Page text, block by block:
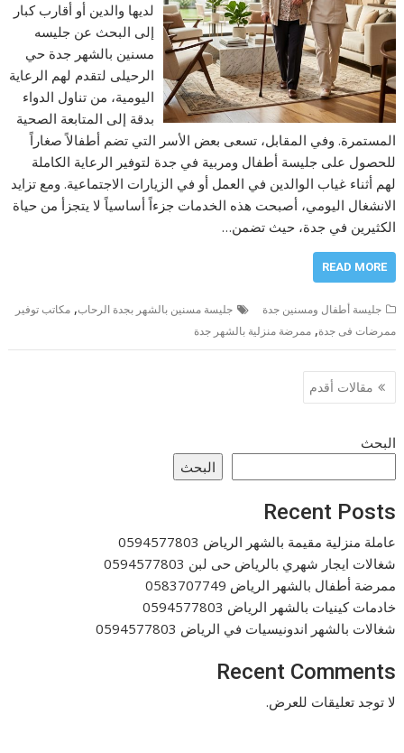
لديها والدين أو أقارب كبار
إلى البحث عن جليسه
مسنين بالشهر جدة حي
الرحيلى لتقدم لهم الرعاية
اليومية، من تناول الدواء
بدقة إلى المتابعة الصحية
المستمرة. وفي المقابل، تسعى بعض الأسر التي تضم أطفالاً صغاراً
للحصول على جليسة أطفال ومربية في جدة لتوفير الرعاية الكاملة
لهم أثناء غياب الوالدين في العمل أو في الزيارات الاجتماعية. ومع تزايد
الانشغال اليومي، أصبحت هذه الخدمات جزءاً أساسياً لا يتجزأ من حياة
الكثيرين في جدة، حيث تضمن…
READ MORE
جليسة أطفال ومسنين جدة جليسة مسنين بالشهر بجدة الرحاب,مكاتب توفير
ممرضات فى جدة,ممرضة منزلية بالشهر جدة
تصفّح
المقالات
مقالات أقدم
البحث
البحث
Recent Posts
عاملة منزلية مقيمة بالشهر الرياض 0594577803
شغالات ايجار شهري بالرياض حى لبن 0594577803
ممرضة أطفال بالشهر الرياض 0583707749
خادمات كينيات بالشهر الرياض 0594577803
شغالات بالشهر اندونيسيات في الرياض 0594577803
Recent Comments
لا توجد تعليقات للعرض.